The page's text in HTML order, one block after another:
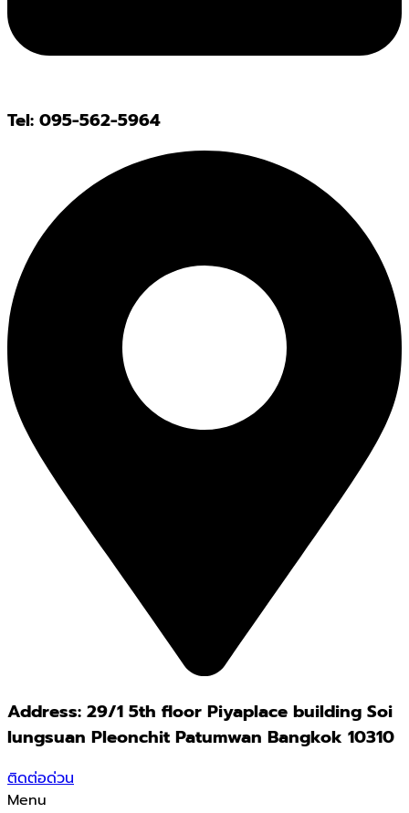
Tel: 095-562-5964
Address: 29/1 5th floor Piyaplace building Soi
lungsuan Pleonchit Patumwan Bangkok 10310
ติดต่อด่วน
Menu